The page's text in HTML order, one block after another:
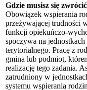
Gdzie musisz się
Obowiązek wspierania
przeżywającej trudności
funkcji opiekuńczo-
spoczywa na jednostkach
terytorialnego. Pracę z
gmina lub podmiot,
realizację tego zadania.
zatrudniony w
systemu wspierania